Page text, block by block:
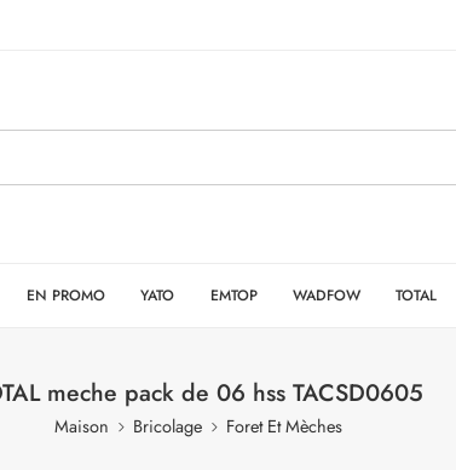
EN PROMO YATO EMTOP WADFOW TOTAL
meche pack de 06 hss TACSD0605
Maison Bricolage Foret Et Mèches